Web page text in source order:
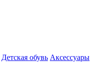
Детская обувь Аксессуары